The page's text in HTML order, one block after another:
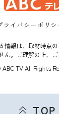
ライバシーポリシ
情報は、取材時点
ん。ご理解の上、ご
TV All Rights
TOP